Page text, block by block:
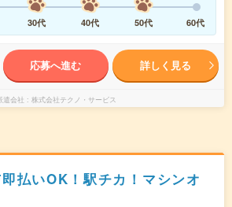
30代 40代 50代 60代
応募へ進む 詳しく見る
遣会社 株式会社テクノ・サービス
払いOK！駅チカ！マシンオ